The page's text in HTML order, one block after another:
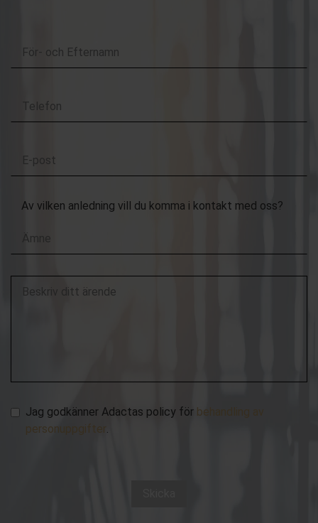
och
post
Av vilken anledning vill du komma i kontakt med oss?
ditt
Jag godkänner Adactas policy för behandling av
personuppgifter .